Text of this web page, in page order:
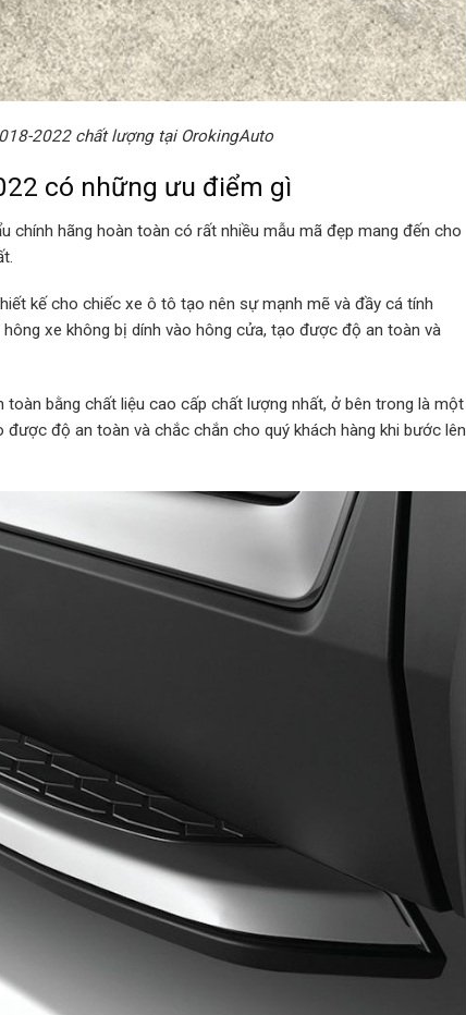
2022 chất lượng tại OrokingAuto
có những ưu điểm gì
hãng hoàn toàn có rất nhiều mẫu mã đẹp mang đến cho
kế cho chiếc xe ô tô tạo nên sự mạnh mẽ và đầy cá tính
xe không bị dính vào hông cửa, tạo được độ an toàn và
bằng chất liệu cao cấp chất lượng nhất, ở bên trong là một
độ an toàn và chắc chắn cho quý khách hàng khi bước lên